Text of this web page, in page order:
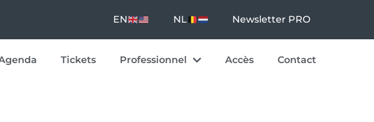
EN NL Newsletter PRO
Tickets Professionnel Accès Contact